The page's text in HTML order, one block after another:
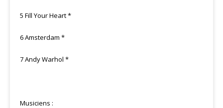
5 Fill Your Heart *
6 Amsterdam *
7 Andy Warhol *
Musiciens :